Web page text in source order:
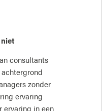
consultants
zonder
ervaring
ervaring in een